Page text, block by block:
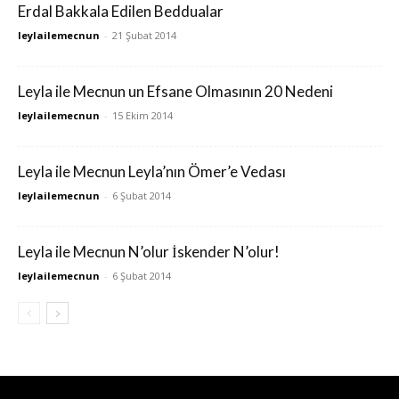
Erdal Bakkala Edilen Beddualar
leylailemecnun - 21 Şubat 2014
Leyla ile Mecnun un Efsane Olmasının 20 Nedeni
leylailemecnun - 15 Ekim 2014
Leyla ile Mecnun Leyla’nın Ömer’e Vedası
leylailemecnun - 6 Şubat 2014
Leyla ile Mecnun N’olur İskender N’olur!
leylailemecnun - 6 Şubat 2014